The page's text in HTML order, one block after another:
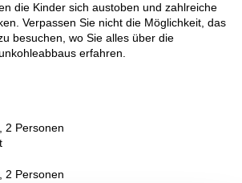
die Kinder sich austoben und zahlreiche
Verpassen Sie nicht die Möglichkeit, das
besuchen, wo Sie alles über die
erfahren.
2 Personen
2 Personen